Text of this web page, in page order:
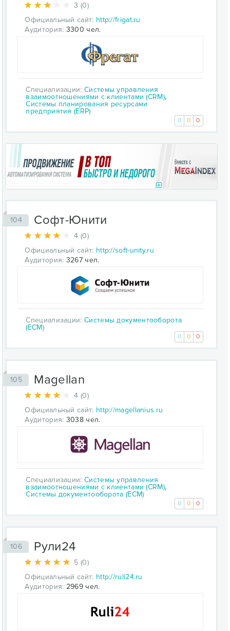
3 (0)
Официальный сайт: http://frigat.ru
Аудитория: 3300 чел.
Специализации: Системы управления
взаимоотношениями с клиентами (CRM),
Системы планирования ресурсами
предприятия (ERP)
0 0 0
104 Софт-Юнити
4 (0)
Официальный сайт: http://soft-unity.ru
Аудитория: 3267 чел.
Специализации: Системы документооборота
(ECM)
0 0 0
105 Magellan
4 (0)
Официальный сайт: http://magellanius.ru
Аудитория: 3038 чел.
Специализации: Системы управления
взаимоотношениями с клиентами (CRM),
Системы документооборота (ECM)
0 0 0
106 Рули24
5 (0)
Официальный сайт: http://ruli24.ru
Аудитория: 2969 чел.